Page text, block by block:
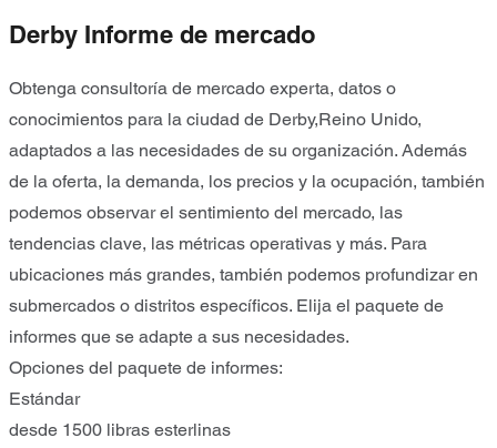
Derby Informe de mercado
Obtenga consultoría de mercado experta, datos o
conocimientos para la ciudad de Derby,Reino Unido,
adaptados a las necesidades de su organización. Además
de la oferta, la demanda, los precios y la ocupación, también
podemos observar el sentimiento del mercado, las
tendencias clave, las métricas operativas y más. Para
ubicaciones más grandes, también podemos profundizar en
submercados o distritos específicos. Elija el paquete de
informes que se adapte a sus necesidades.
Opciones del paquete de informes:
Estándar
desde 1500 libras esterlinas